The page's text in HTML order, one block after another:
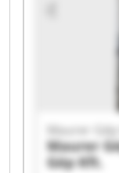
Maurer Gép
Maurer
Gép Kft.